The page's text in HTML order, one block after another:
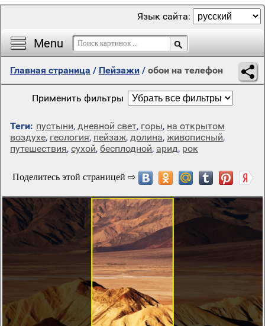
Menu
Язык сайта:
Главная страница / Пейзажи / обои на телефон
Применить фильтры
Теги: пустыни, дневной свет, горы, на открытом
воздухе, геология, пейзаж, долина, живописный,
путешествия, сухой, бесплодной, арид, рок